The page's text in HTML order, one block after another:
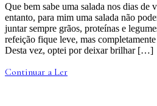
Que bem sabe uma salada nos dias de
entanto, para mim uma salada não
juntar sempre grãos, proteínas e
refeição fique leve, mas
Desta vez, optei por deixar brilhar […]
Continuar a Ler